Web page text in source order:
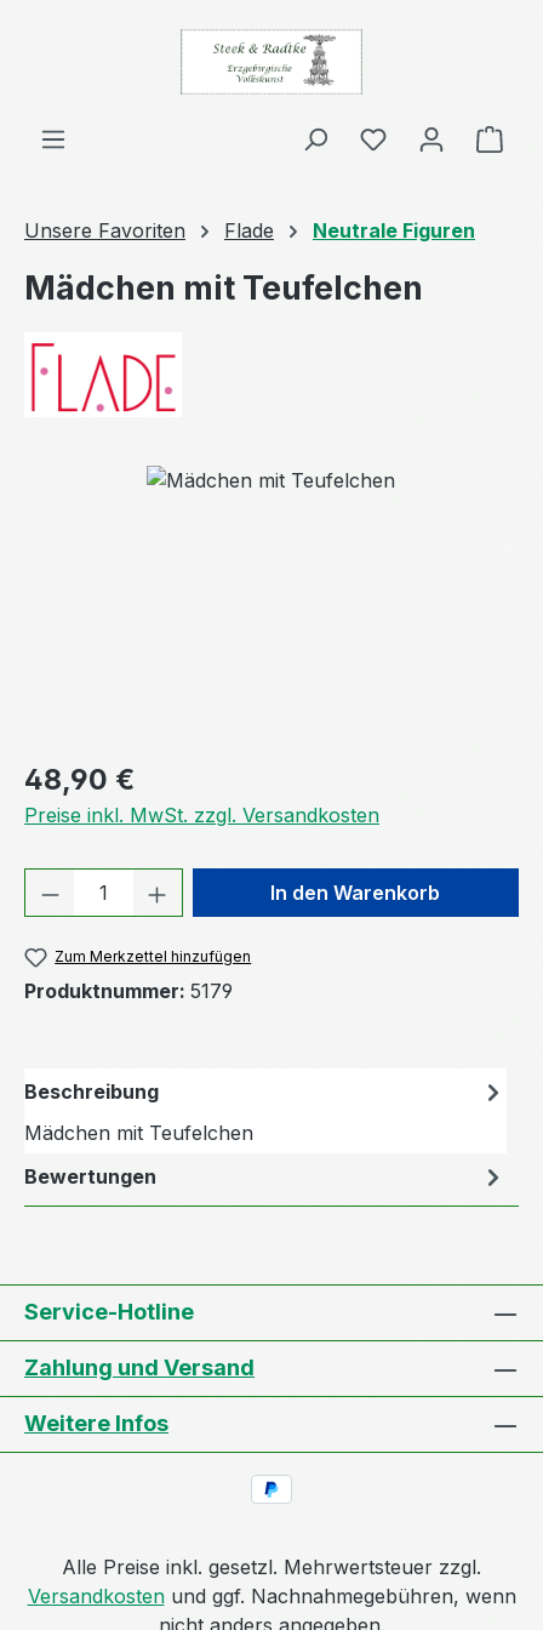
Zum Hauptinhalt springen
Unsere Favoriten Flade Neutrale Figuren
Mädchen mit Teufelchen
Bildergalerie überspringen
Regulärer Preis:
48,90 €
Preise inkl. MwSt. zzgl. Versandkosten
Produkt Anzahl: Gib denIn den Warenkorb
Zum Merkzettel hinzufügen
Produktnummer: 5179
Beschreibung
Mädchen mit Teufelchen
Bewertungen
Service-Hotline
Zahlung und Versand
Weitere Infos
Alle Preise inkl. gesetzl. Mehrwertsteuer zzgl.
Versandkostenund ggf. Nachnahmegebühren, wenn
nicht anders angegeben.